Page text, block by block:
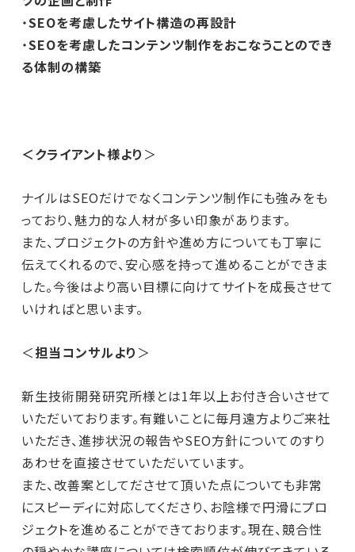
・SEOを考慮したサイト構造の再設計
・SEOを考慮したコンテンツ制作をおこなうことのでき
る体制の構築
＜クライアント様より ＞
ナイルはSEOだけでなくコンテンツ制作にも強みをも
っており、魅力的な人材が多い印象があります。
また、プロジェクトの方針や進め方についても丁寧に
伝えてくれるので、安心感を持って進めることができま
した。今後はより高い目標に向けてサイトを成長させて
いければと思います。
＜担当コンサルより ＞
新生技術開発研究所様とは1年以上お付き合いさせて
いただいております。有難いことに毎月遠方よりご来社
いただき、進捗状況の報告やSEO方針についてのすり
あわせを直接させていただいています。
また、改善案としてださせて頂いた点についても非常
にスピーディに対応してくださり、お陰様で円滑にプロ
ジェクトを進めることができております。現在、競合性